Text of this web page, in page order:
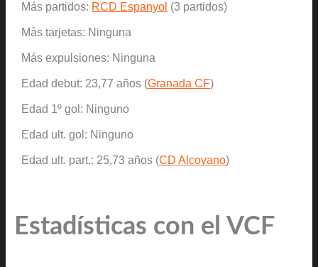
Más partidos: RCD Espanyol (3 partidos)
Más tarjetas: Ninguna
Más expulsiones: Ninguna
Edad debut: 23,77 años (Granada CF)
Edad 1º gol: Ninguno
Edad ult. gol: Ninguno
Edad ult. part.: 25,73 años (CD Alcoyano)
Estadísticas con el VCF